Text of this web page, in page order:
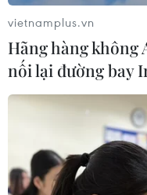
từ nguồn tin của
07/08/2026 10:42
Ban đại diện cha mẹ
được tự đặt các
07/08/2026 10:30
vietnamplus.vn
Hãng hàng không
nối lại đường bay